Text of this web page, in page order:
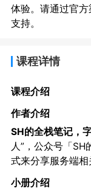
体验。请通过官
支持。
课程详情
课程介绍
作者介绍
SH的全栈笔记，
人”，公众号「SH
式来分享服务端相
小册介绍